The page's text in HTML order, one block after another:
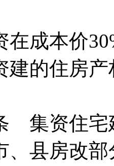
成本价
建的住房
资住宅建
、县房改